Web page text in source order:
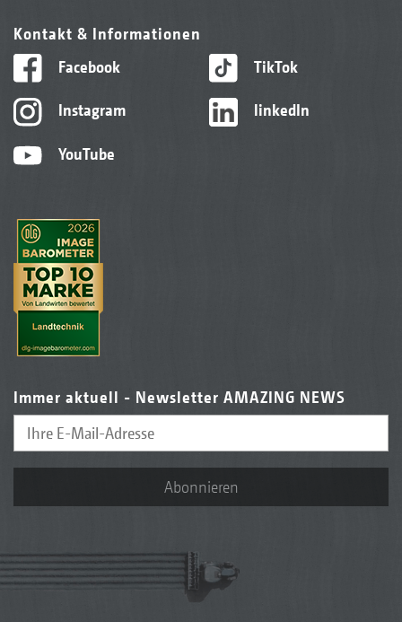
Kontakt & Informationen
Facebook
Instagram
YouTube
TikTok
linkedIn
Immer aktuell - Newsletter AMAZING NEWS
Abonnieren